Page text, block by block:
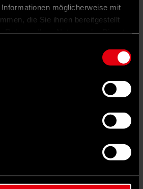
möglicherweise mit
die Sie ihnen bereitgestellt